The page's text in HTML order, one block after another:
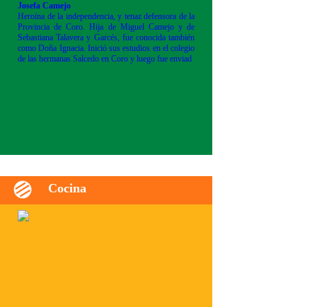
Josefa Camejo
Heroína de la independencia, y tenaz defensora de la
Provincia de Coro. Hija de Miguel Camejo y de
Sebastiana Talavera y Garcés, fue conocida también
como Doña Ignacia. Inició sus estudios en el colegio
de las hermanas Salcedo en Coro y luego fue enviad
Cocina